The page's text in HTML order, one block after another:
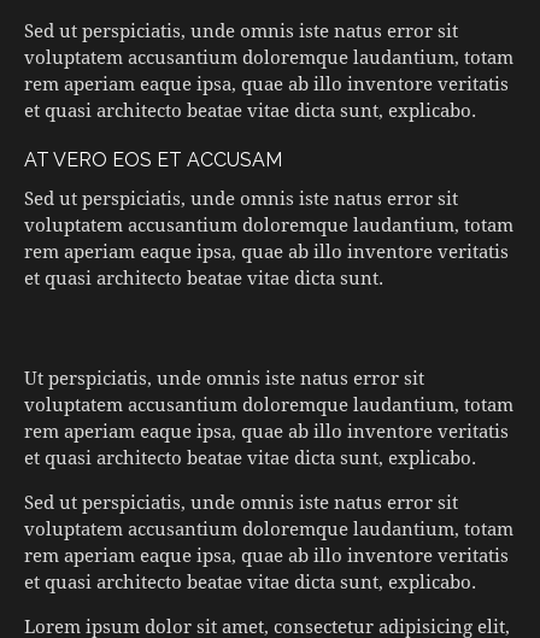
Sed ut perspiciatis, unde omnis iste natus error sit
voluptatem accusantium doloremque laudantium, totam
rem aperiam eaque ipsa, quae ab illo inventore veritatis
et quasi architecto beatae vitae dicta sunt, explicabo.
AT VERO EOS ET ACCUSAM
Sed ut perspiciatis, unde omnis iste natus error sit
voluptatem accusantium doloremque laudantium, totam
rem aperiam eaque ipsa, quae ab illo inventore veritatis
et quasi architecto beatae vitae dicta sunt.
Ut perspiciatis, unde omnis iste natus error sit
voluptatem accusantium doloremque laudantium, totam
rem aperiam eaque ipsa, quae ab illo inventore veritatis
et quasi architecto beatae vitae dicta sunt, explicabo.
Sed ut perspiciatis, unde omnis iste natus error sit
voluptatem accusantium doloremque laudantium, totam
rem aperiam eaque ipsa, quae ab illo inventore veritatis
et quasi architecto beatae vitae dicta sunt, explicabo.
Lorem ipsum dolor sit amet, consectetur adipisicing elit,